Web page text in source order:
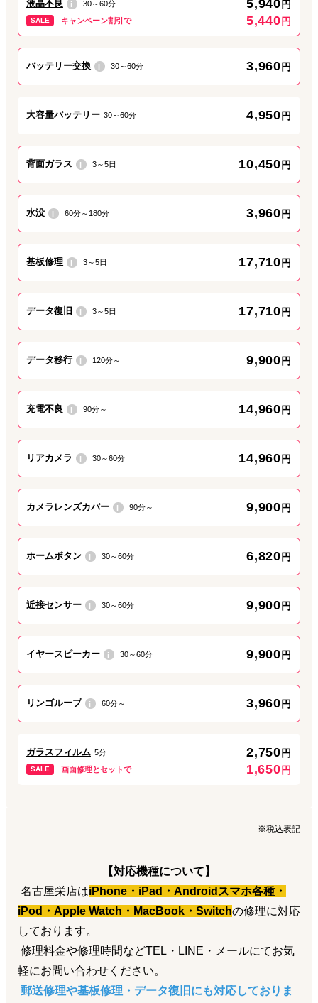
地下鉄栄駅（東山線/名城線）から徒歩4分
サカエチカ（S10a出口）から地上へ、広小路通りを西へ直進
名鉄栄町駅（瀬戸線）から徒歩9分
セントラルパーク（10B出口）から地上へ、錦通りを西へ直進
地下鉄伏見駅（東山線/鶴舞線） から徒歩7分
お車をご利用のお客様
お車でのご来店は、当店の徒歩3分圏内にいくつか有料駐車場が
あります。
「パラカ名古屋市栄第11」
「タイムズSAKAE」
ダイワンテレコム名古屋栄店の近隣情報
「サンモリッツ カシェット」
「Your,GURT&GRANOLA CAFE 栄店」
「おかげ庵 栄広小路店」
など、店舗周辺に人気のカフェがあります。
iPhone修理がお得になるキャンペーン実施中
ダイワンテレコム名古屋栄店では、複数の割引キャンペーンを実
施中です。
条件を満たせば最大1,000円OFFになります。
📱 レビュー割
👨‍🎓 学割（学生応援キャンペーン）
学生証をご提示いただくと、
・修理料金から
※修理料金10,000円以下の場合は250円OFF
こんな方におすすめ！
・高校生
・大学生
液晶不良 i 30～60分 5,940 円
SALE キャンペーン割引で 5,440 円
バッテリー交換 i 30～60分 3,960 円
大容量バッテリー 30～60分 4,950 円
背面ガラス i 3～5日 10,450 円
水没 i 60分～180分 3,960 円
基板修理 i 3～5日 17,710 円
データ復旧 i 3～5日 17,710 円
データ移行 i 120分～ 9,900 円
充電不良 i 90分～ 14,960 円
リアカメラ i 30～60分 14,960 円
カメラレンズカバー i 90分～ 9,900 円
ホームボタン i 30～60分 6,820 円
近接センサー i 30～60分 9,900 円
イヤースピーカー i 30～60分 9,900 円
リンゴループ i 60分～ 3,960 円
ガラスフィルム 5分 2,750 円
SALE 画面修理とセットで 1,650 円
※税込表記
【対応機種について】
名古屋栄店はiPhone・iPad・Androidスマホ各種・
iPod・Apple Watch・MacBook・Switchの修理に対応
しております。
修理料金や修理時間などTEL・LINE・メールにてお気
軽にお問い合わせください。
郵送修理や基板修理・データ復旧にも対応しておりま